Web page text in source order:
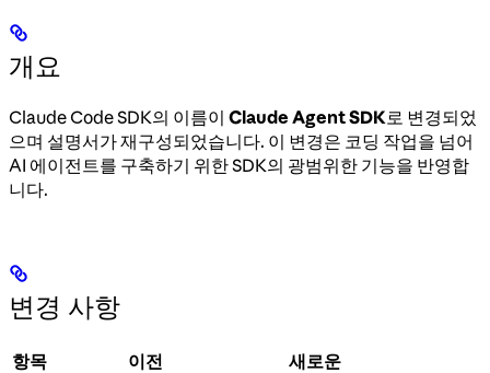
개요
Claude Code SDK의 이름이 Claude Agent SDK로 변경되었
으며 설명서가 재구성되었습니다. 이 변경은 코딩 작업을 넘어
AI 에이전트를 구축하기 위한 SDK의 광범위한 기능을 반영합
니다.
변경 사항
항목 이전
새로운